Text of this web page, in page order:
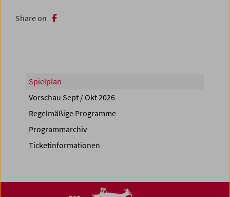
Share on
Spielplan
Vorschau Sept / Okt 2026
Regelmäßige Programme
Programmarchiv
Ticketinformationen